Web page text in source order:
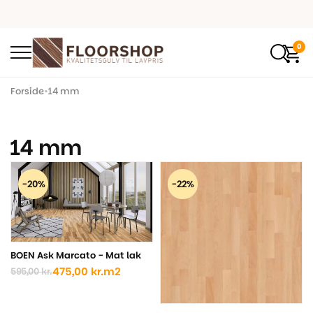
0
Forside•14 mm
14 mm
-20%
BOEN Ask Marcato - Mat lak
595,00kr.
Den
475,00 kr.
Den
m2
-22%